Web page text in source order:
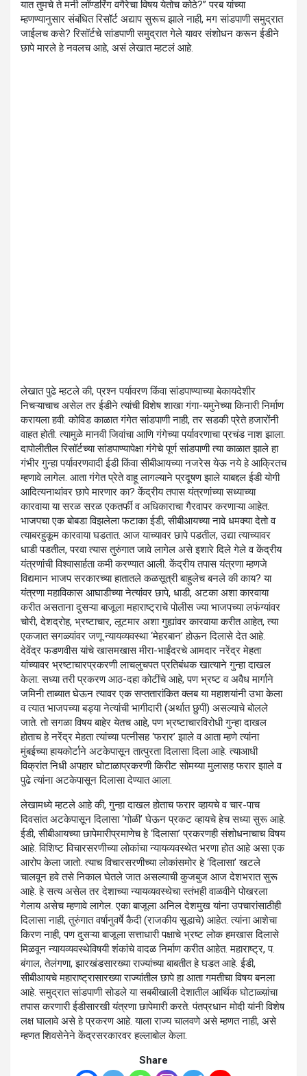
यात तुमचे ते मनी लॉण्डरिंग वगैरेचा विषय येतोच कोठे?” परब यांच्या
म्हणण्यानुसार संबंधित रिसॉर्ट अद्याप सुरूच झाले नाही, मग सांडपाणी समुद्रात
जाईलच कसे? रिसॉर्टचे सांडपाणी समुद्रात गेले यावर संशोधन करून ईडीने
छापे मारले हे नवलच आहे, असं लेखात म्हटलं आहे.
लेखात पुढे म्हटले की, प्रश्न पर्यावरण किंवा सांडपाण्याच्या बेकायदेशीर
निचऱ्याचाच असेल तर ईडीने त्यांची विशेष शाखा गंगा-यमुनेच्या किनारी निर्माण
करायला हवी. कोविड काळात गंगेत सांडपाणी नाही, तर सडकी प्रेते हजारोंनी
वाहत होती. त्यामुळे मानवी जिवांचा आणि गंगेच्या पर्यावरणाचा प्रचंड नाश झाला.
दापोलीतील रिसॉर्टच्या सांडपाण्यापेक्षा गंगेचे पूर्ण सांडपाणी त्या काळात झाले हा
गंभीर गुन्हा पर्यावरणवादी ईडी किंवा सीबीआयच्या नजरेस येऊ नये हे आक्रितच
म्हणावे लागेल. आता गंगेत प्रेते वाहू लागल्याने प्रदूषण झाले याबद्दल ईडी योगी
आदित्यनाथांवर छापे मारणार का? केंद्रीय तपास यंत्रणांच्या सध्याच्या
कारवाया या सरळ सरळ एकतर्फी व अधिकाराचा गैरवापर करणाऱ्या आहेत.
भाजपचा एक बोबडा विझलेला फटाका ईडी, सीबीआयच्या नावे धमक्या देतो व
त्याबरहुकूम कारवाया घडतात. आज याच्यावर छापे पडतील, उद्या त्याच्यावर
धाडी पडतील, परवा त्यास तुरुंगात जावे लागेल असे इशारे दिले गेले व केंद्रीय
यंत्रणांची विश्वासार्हता कमी करण्यात आली. केंद्रीय तपास यंत्रणा म्हणजे
विद्यमान भाजप सरकारच्या हातातले कळसूत्री बाहुलेच बनले की काय? या
यंत्रणा महाविकास आघाडीच्या नेत्यांवर छापे, धाडी, अटका अशा कारवाया
करीत असताना दुसऱ्या बाजूला महाराष्ट्राचे पोलीस ज्या भाजपच्या लफंग्यांवर
चोरी, देशद्रोह, भ्रष्टाचार, लूटमार अशा गुह्यांवर कारवाया करीत आहेत, त्या
एकजात सगळ्यांवर जणू न्यायव्यवस्था ‘मेहरबान’ होऊन दिलासे देत आहे.
देवेंद्र फडणवीस यांचे खासमखास मीरा-भाईंदरचे आमदार नरेंद्र मेहता
यांच्यावर भ्रष्टाचारप्रकरणी लाचलुचपत प्रतिबंधक खात्याने गुन्हा दाखल
केला. सध्या तरी प्रकरण आठ-दहा कोटींचे आहे, पण भ्रष्ट व अवैध मार्गाने
जमिनी ताब्यात घेऊन त्यावर एक सप्ततारांकित क्लब या महाशयांनी उभा केला
व त्यात भाजपच्या बड्या नेत्यांची भागीदारी (अर्थात छुपी) असल्याचे बोलले
जाते. तो सगळा विषय बाहेर येतच आहे, पण भ्रष्टाचारविरोधी गुन्हा दाखल
होताच हे नरेंद्र मेहता त्यांच्या पत्नीसह ‘फरार’ झाले व आता म्हणे त्यांना
मुंबईच्या हायकोर्टाने अटकेपासून तात्पुरता दिलासा दिला आहे. त्याआधी
विक्रांत निधी अपहार घोटाळाप्रकरणी किरीट सोमय्या मुलासह फरार झाले व
पुढे त्यांना अटकेपासून दिलासा देण्यात आला.
लेखामध्ये म्हटले आहे की, गुन्हा दाखल होताच फरार व्हायचे व चार-पाच
दिवसांत अटकेपासून दिलासा ‘गोळी’ घेऊन प्रकट व्हायचे हेच सध्या सुरू आहे.
ईडी, सीबीआयच्या छापेमारीप्रमाणेच हे ‘दिलासा’ प्रकरणही संशोधनाचाच विषय
आहे. विशिष्ट विचारसरणीच्या लोकांचा न्यायव्यवस्थेत भरणा होत आहे असा एक
आरोप केला जातो. त्याच विचारसरणीच्या लोकांसमोर हे ‘दिलासा’ खटले
चालवून हवे तसे निकाल घेतले जात असल्याची कुजबुज आज देशभरात सुरू
आहे. हे सत्य असेल तर देशाच्या न्यायव्यवस्थेचा स्तंभही वाळवीने पोखरला
गेलाय असेच म्हणावे लागेल. एका बाजूला अनिल देशमुख यांना उपचारांसाठीही
दिलासा नाही, तुरुंगात वर्षानुवर्षे कैदी (राजकीय सूडाचे) आहेत. त्यांना आशेचा
किरण नाही, पण दुसऱ्या बाजूला सत्ताधारी पक्षाचे भ्रष्ट लोक हमखास दिलासे
मिळवून न्यायव्यवस्थेविषयी शंकांचे वादळ निर्माण करीत आहेत. महाराष्ट्र, प.
बंगाल, तेलंगणा, झारखंडसारख्या राज्यांच्या बाबतीत हे घडत आहे. ईडी,
सीबीआयचे महाराष्ट्रासारख्या राज्यांतील छापे हा आता गमतीचा विषय बनला
आहे. समुद्रात सांडपाणी सोडले या सबबीखाली देशातील आर्थिक घोटाळ्य़ांचा
तपास करणारी ईडीसारखी यंत्रणा छापेमारी करते. पंतप्रधान मोदी यांनी विशेष
लक्ष घालावे असे हे प्रकरण आहे. याला राज्य चालवणे असे म्हणत नाही, असे
म्हणत शिवसेनेने केंद्रसरकारवर हल्लाबोल केला.
Share